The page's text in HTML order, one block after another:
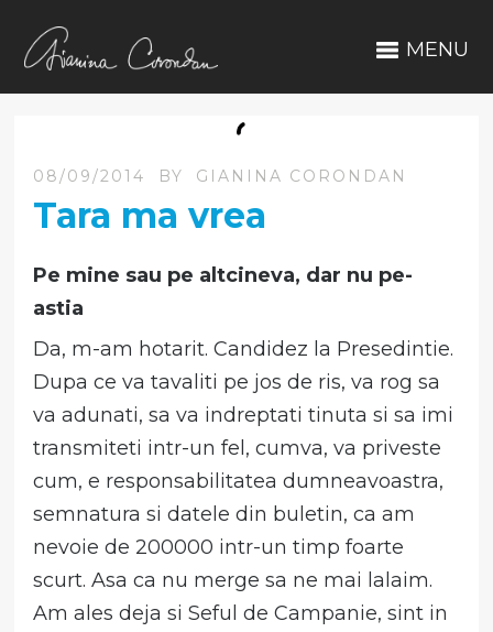
MENU
08/09/2014 BY GIANINA CORONDAN
Tara ma vrea
Pe mine sau pe altcineva, dar nu pe-
astia
Da, m-am hotarit. Candidez la Presedintie.
Dupa ce va tavaliti pe jos de ris, va rog sa
va adunati, sa va indreptati tinuta si sa imi
transmiteti intr-un fel, cumva, va priveste
cum, e responsabilitatea dumneavoastra,
semnatura si datele din buletin, ca am
nevoie de 200000 intr-un timp foarte
scurt. Asa ca nu merge sa ne mai lalaim.
Am ales deja si Seful de Campanie, sint in